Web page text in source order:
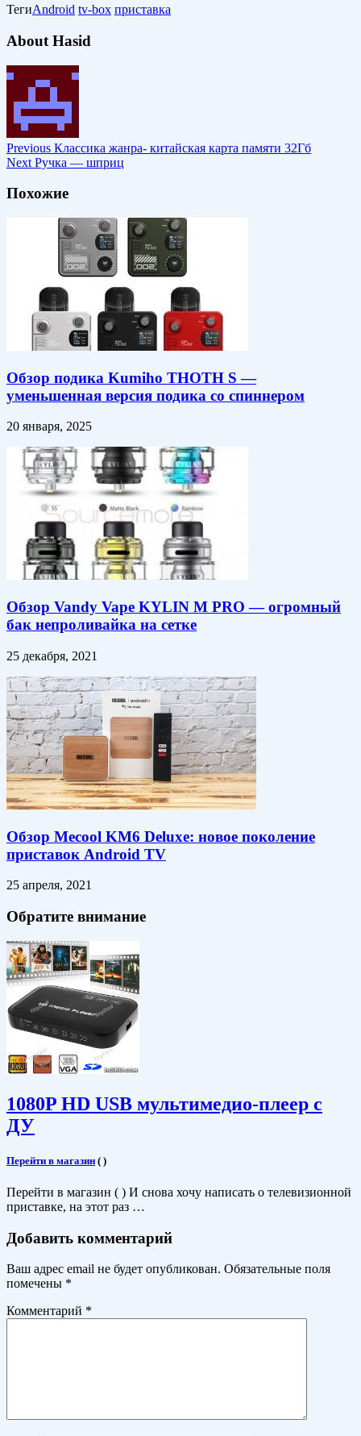
ТегиAndroid tv-box приставка
About Hasid
Previous Классика жанра- китайская карта памяти 32Гб
Next Ручка — шприц
Похожие
Обзор подика Kumiho THOTH S —
уменьшенная версия подика со спиннером
20 января, 2025
Обзор Vandy Vape KYLIN M PRO — огромный
бак непроливайка на сетке
25 декабря, 2021
Обзор Mecool KM6 Deluxe: новое поколение
приставок Android TV
25 апреля, 2021
Обратите внимание
1080P HD USB мультимедио-плеер с
ДУ
Перейти в магазин ( )
Перейти в магазин ( ) И снова хочу написать о телевизионной
приставке, на этот раз …
Добавить комментарий
Ваш адрес email не будет опубликован. Обязательные поля
помечены *
Комментарий *